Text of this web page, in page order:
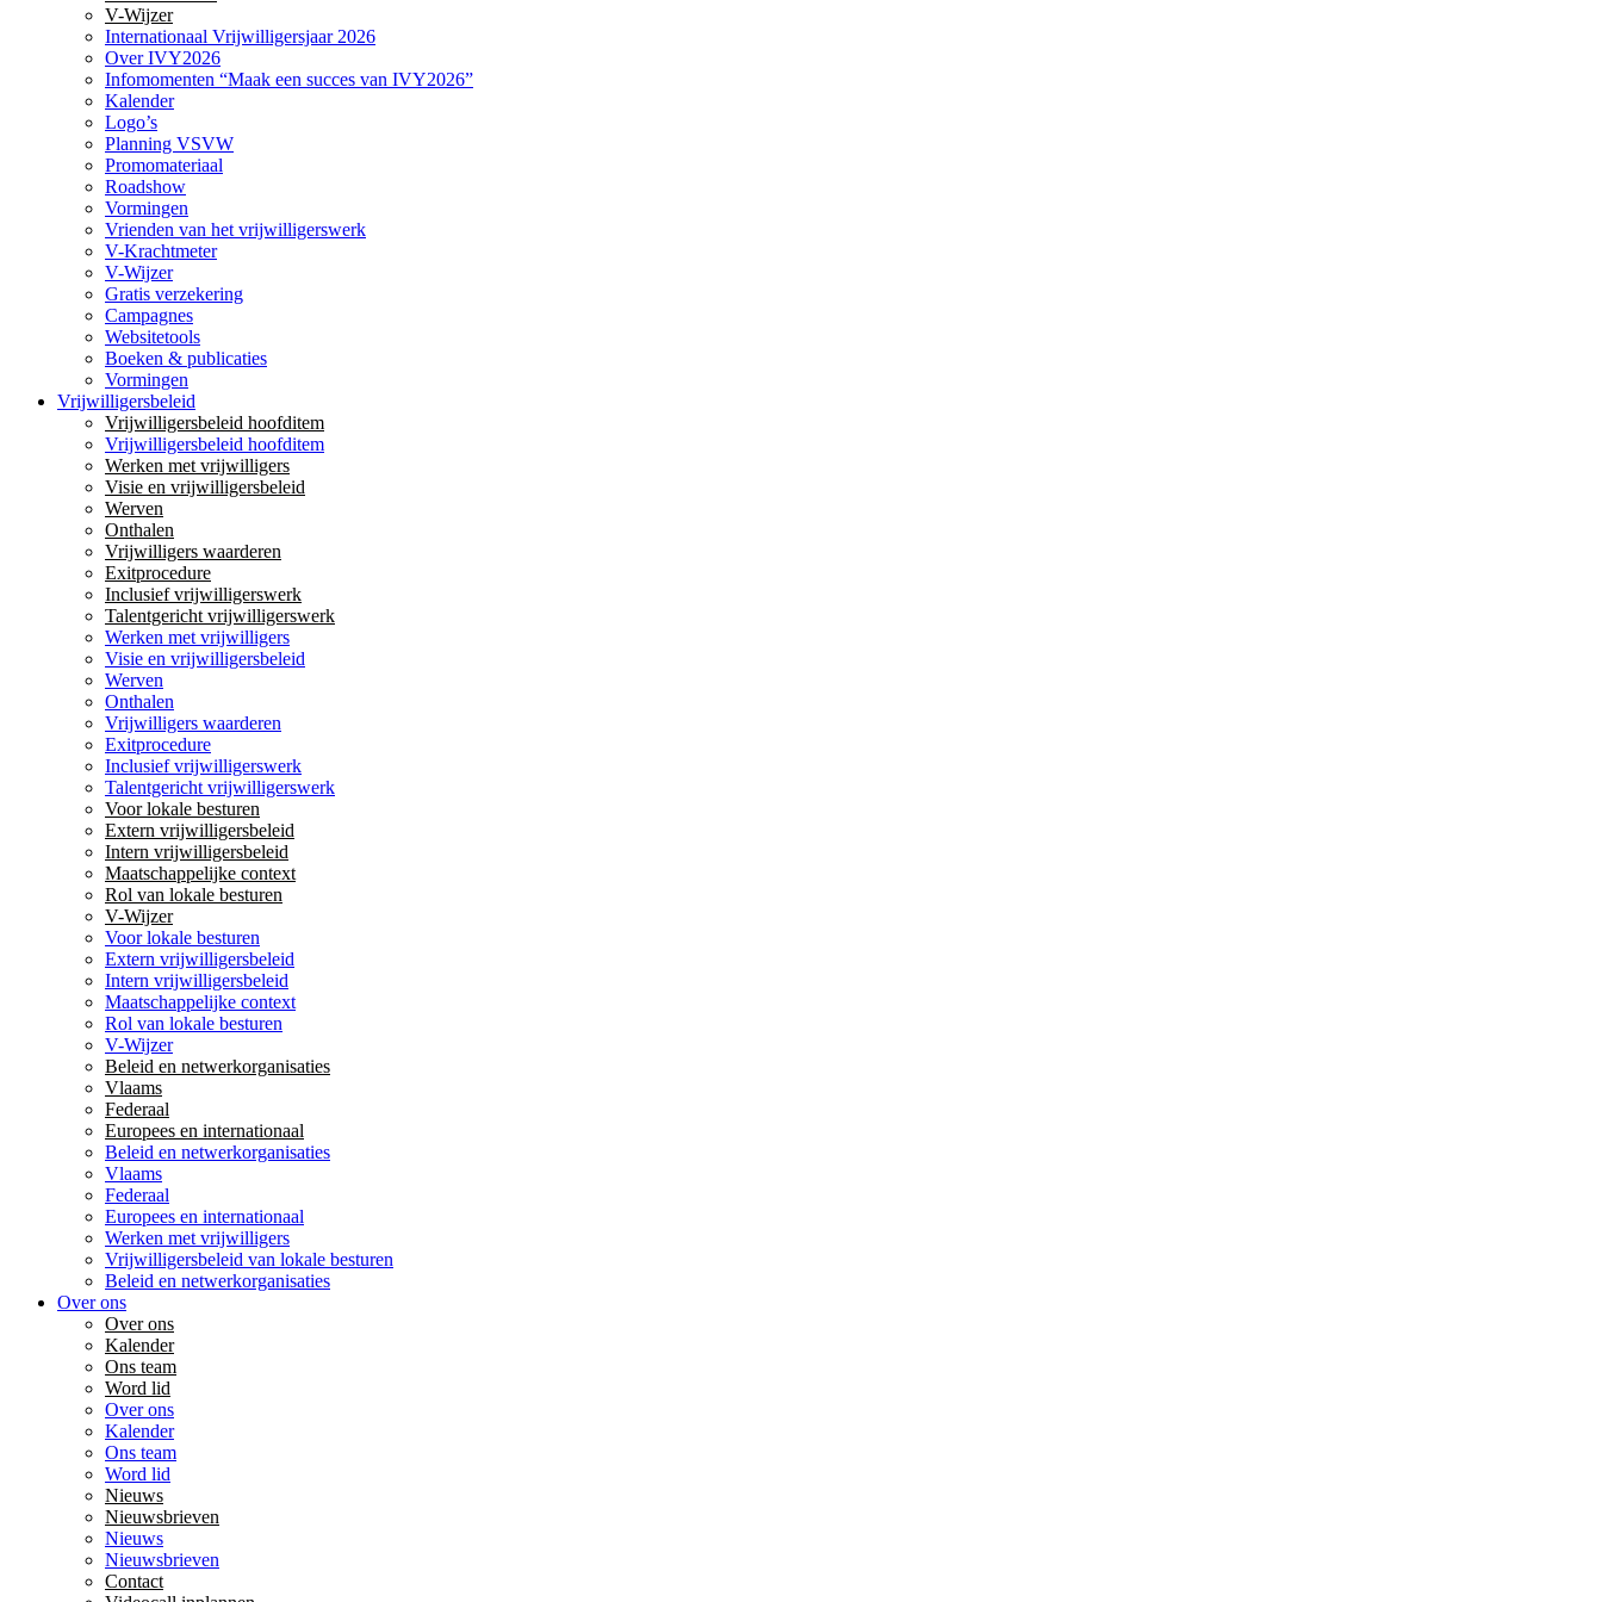
V-Wijzer
Internationaal Vrijwilligersjaar 2026
Over IVY2026
Infomomenten “Maak een succes van IVY2026”
Kalender
Logo’s
Planning VSVW
Promomateriaal
Roadshow
Vormingen
Vrienden van het vrijwilligerswerk
V-Krachtmeter
V-Wijzer
Gratis verzekering
Campagnes
Websitetools
Boeken & publicaties
Vormingen
Vrijwilligersbeleid
Vrijwilligersbeleid hoofditem
Vrijwilligersbeleid hoofditem
Werken met vrijwilligers
Visie en vrijwilligersbeleid
Werven
Onthalen
Vrijwilligers waarderen
Exitprocedure
Inclusief vrijwilligerswerk
Talentgericht vrijwilligerswerk
Werken met vrijwilligers
Visie en vrijwilligersbeleid
Werven
Onthalen
Vrijwilligers waarderen
Exitprocedure
Inclusief vrijwilligerswerk
Talentgericht vrijwilligerswerk
Voor lokale besturen
Extern vrijwilligersbeleid
Intern vrijwilligersbeleid
Maatschappelijke context
Rol van lokale besturen
V-Wijzer
Voor lokale besturen
Extern vrijwilligersbeleid
Intern vrijwilligersbeleid
Maatschappelijke context
Rol van lokale besturen
V-Wijzer
Beleid en netwerkorganisaties
Vlaams
Federaal
Europees en internationaal
Beleid en netwerkorganisaties
Vlaams
Federaal
Europees en internationaal
Werken met vrijwilligers
Vrijwilligersbeleid van lokale besturen
Beleid en netwerkorganisaties
Over ons
Over ons
Kalender
Ons team
Word lid
Over ons
Kalender
Ons team
Word lid
Nieuws
Nieuwsbrieven
Nieuws
Nieuwsbrieven
Contact